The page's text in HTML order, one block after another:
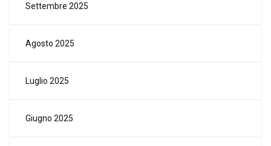
Settembre 2025
Agosto 2025
Luglio 2025
Giugno 2025